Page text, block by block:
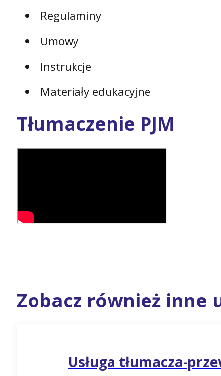
Regulaminy
Umowy
Instrukcje
Materiały edukacyjne
Tłumaczenie PJM
Zobacz również inne
Usługa tłumacza-